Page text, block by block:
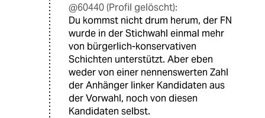
@60440 (Profil gelöscht):
Du kommst nicht drum herum, der FN
wurde in der Stichwahl einmal mehr
von bürgerlich-konservativen
Schichten unterstützt. Aber eben
weder von einer nennenswerten Zahl
der Anhänger linker Kandidaten aus
der Vorwahl, noch von diesen
Kandidaten selbst.